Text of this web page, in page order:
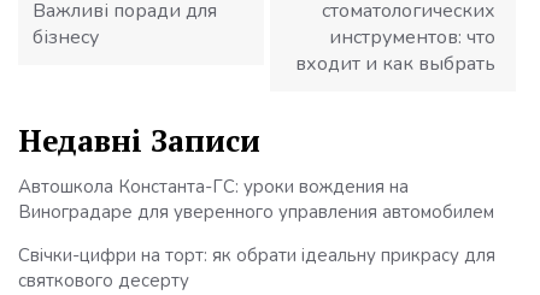
Важливі поради для
бізнесу
стоматологических
инструментов: что
входит и как выбрать
Недавні Записи
Автошкола Константа-ГС: уроки вождения на
Виноградаре для уверенного управления автомобилем
Свічки-цифри на торт: як обрати ідеальну прикрасу для
святкового десерту